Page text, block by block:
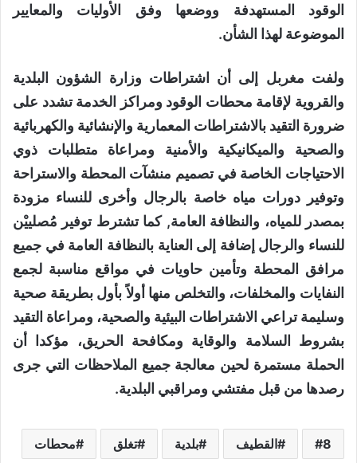
الوقود المستهدفة ووضعها وفق الأوليات والمعايير
الموضوعة لهذا الشأن.
ولفت مغربل إلى أن اشتراطات وزارة الشؤون البلدية
والقروية لإقامة محطات الوقود ومراكز الخدمة تشدد على
ضرورة التقيد بالاشتراطات المعمارية والإنشائية والكهربائية
والصحية والميكانيكية والأمنية ومراعاة متطلبات ذوي
الاحتياجات الخاصة في تصميم منشآت المحطة والاستراحة
وتوفير دورات مياه خاصة بالرجال وأخرى للنساء مزودة
بمصدر للمياه، والنظافة العامة, كما تشترط توفير مُصلييْن
للنساء والرجال إضافة إلى العناية بالنظافة العامة في جميع
مرافق المحطة وتأمين حاويات في مواقع مناسبة لجمع
النفايات والمخلفات، والتخلص منها أولاً بأول بطريقة صحية
وسليمة تراعي الاشتراطات البيئية والصحية، ومراعاة التقيد
بشروط السلامة والوقاية ومكافحة الحريق، مؤكدا أن
الحملة مستمرة لحين معالجة جميع الملاحظات التي جرى
رصدها من قبل مفتشي ومراقبي البلدية.
8 القطيف بلدية تغلق محطات